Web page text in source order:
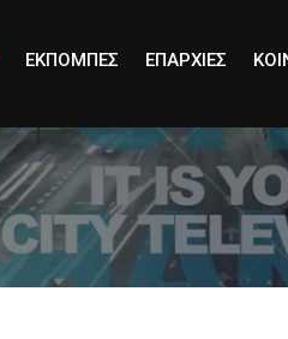
ΕΚΠΟΜΠΕΣ ΕΠΑΡΧΙΕΣ